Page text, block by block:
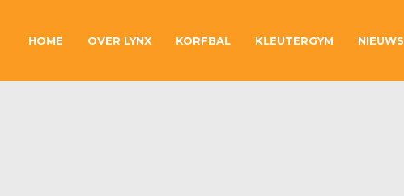
HOME OVER LYNX KORFBAL KLEUTERGYM NIEUWS